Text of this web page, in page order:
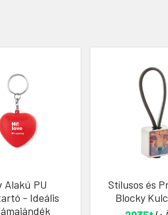
Alakú PU
- Ideális
Stílusos és
Blocky